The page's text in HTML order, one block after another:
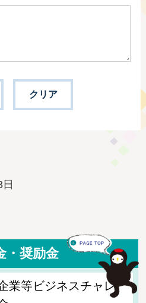
・奨励金
業等ビジネスチャレ